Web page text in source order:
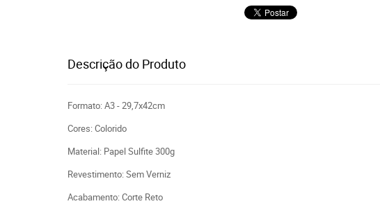
Descrição do Produto
Formato: A3 - 29,7x42cm
Cores: Colorido
Material: Papel Sulfite 300g
Revestimento: Sem Verniz
Acabamento: Corte Reto